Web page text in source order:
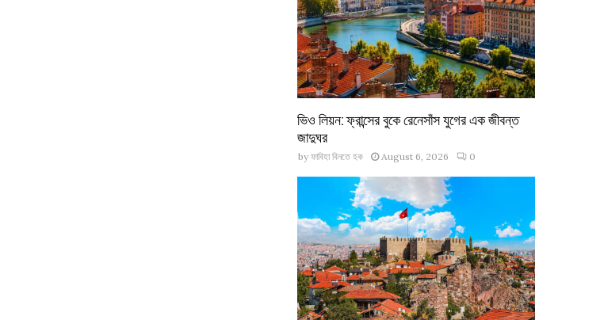
ভিও লিয়ন: ফ্রান্সের বুকে রেনেসাঁস যুগের এক জীবন্ত
জাদুঘর
by ফাবিহা বিনতে হক August 6, 2026 0